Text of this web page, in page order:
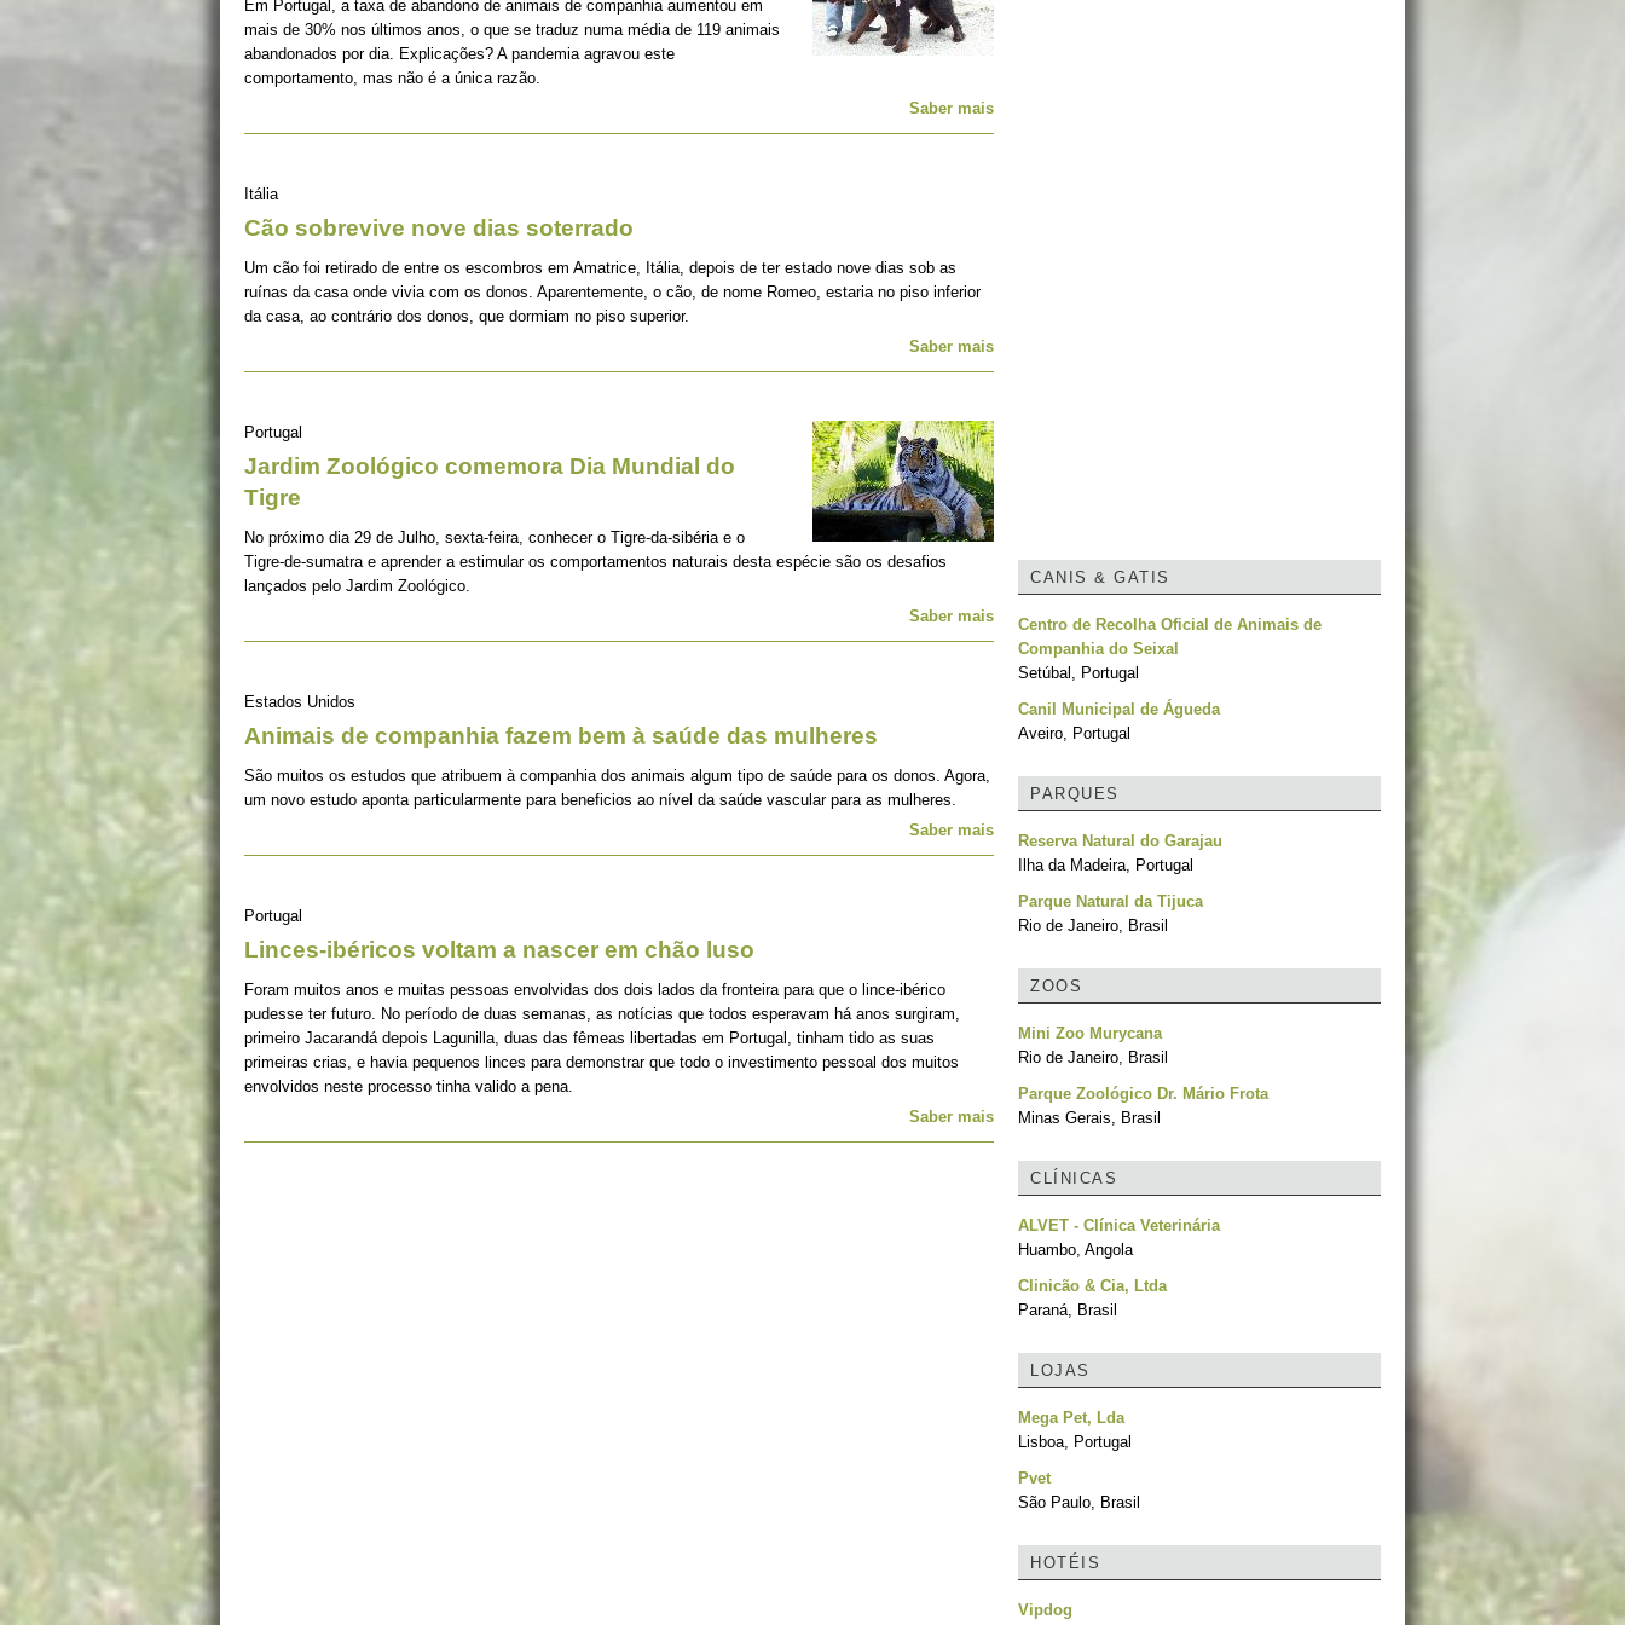
Em Portugal, a taxa de abandono de animais de companhia aumentou em
mais de 30% nos últimos anos, o que se traduz numa média de 119 animais
abandonados por dia. Explicações? A pandemia agravou este
comportamento, mas não é a única razão.
Saber mais
Itália
Cão sobrevive nove dias soterrado
Um cão foi retirado de entre os escombros em Amatrice, Itália, depois de ter estado nove dias sob as
ruínas da casa onde vivia com os donos. Aparentemente, o cão, de nome Romeo, estaria no piso inferior
da casa, ao contrário dos donos, que dormiam no piso superior.
Saber mais
Portugal
Jardim Zoológico comemora Dia Mundial do
Tigre
No próximo dia 29 de Julho, sexta-feira, conhecer o Tigre-da-sibéria e o
Tigre-de-sumatra e aprender a estimular os comportamentos naturais desta espécie são os desafios
lançados pelo Jardim Zoológico.
Saber mais
Estados Unidos
Animais de companhia fazem bem à saúde das mulheres
São muitos os estudos que atribuem à companhia dos animais algum tipo de saúde para os donos. Agora,
um novo estudo aponta particularmente para beneficios ao nível da saúde vascular para as mulheres.
Saber mais
Portugal
Linces-ibéricos voltam a nascer em chão luso
Foram muitos anos e muitas pessoas envolvidas dos dois lados da fronteira para que o lince-ibérico
pudesse ter futuro. No período de duas semanas, as notícias que todos esperavam há anos surgiram,
primeiro Jacarandá depois Lagunilla, duas das fêmeas libertadas em Portugal, tinham tido as suas
primeiras crias, e havia pequenos linces para demonstrar que todo o investimento pessoal dos muitos
envolvidos neste processo tinha valido a pena.
Saber mais
CANIS & GATIS
Centro de Recolha Oficial de Animais de
Companhia do Seixal
Setúbal, Portugal
Canil Municipal de Águeda
Aveiro, Portugal
PARQUES
Reserva Natural do Garajau
Ilha da Madeira, Portugal
Parque Natural da Tijuca
Rio de Janeiro, Brasil
ZOOS
Mini Zoo Murycana
Rio de Janeiro, Brasil
Parque Zoológico Dr. Mário Frota
Minas Gerais, Brasil
CLÍNICAS
ALVET - Clínica Veterinária
Huambo, Angola
Clinicão & Cia, Ltda
Paraná, Brasil
LOJAS
Mega Pet, Lda
Lisboa, Portugal
Pvet
São Paulo, Brasil
HOTÉIS
Vipdog